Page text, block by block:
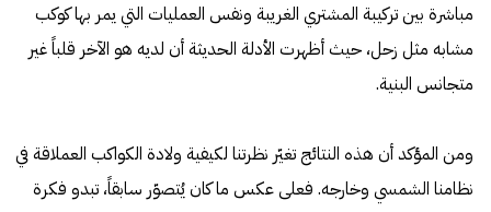
مباشرة بين تركيبة المشتري الغريبة ونفس العمليات التي يمر بها كوكب
مشابه مثل زحل، حيث أظهرت الأدلة الحديثة أن لديه هو الآخر قلباً غير
متجانس البنية.
ومن المؤكد أن هذه النتائج تغيّر نظرتنا لكيفية ولادة الكواكب العملاقة في
نظامنا الشمسي وخارجه. فعلى عكس ما كان يُتصوّر سابقاً، تبدو فكرة